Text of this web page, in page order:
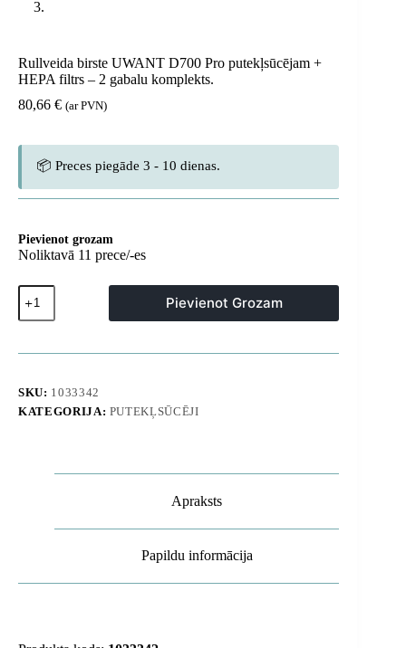
Rullveida birste UWANT D700 Pro putekļsūcējam +
HEPA filtrs – 2 gabalu komplekts.
80,66 € (ar PVN)
📦 Preces piegāde 3 - 10 dienas.
Pievienot grozam
Noliktavā 11 prece/-es
Rullveida
birste
UWANT
Pro
HEPA
filtrs
komplekts.
Pievienot Grozam
SKU: 1033342
KATEGORIJA: PUTEKĻSŪCĒJI
Apraksts
Papildu informācija